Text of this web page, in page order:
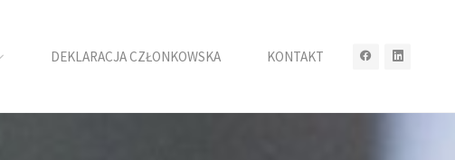
DEKLARACJA CZŁONKOWSKA KONTAKT